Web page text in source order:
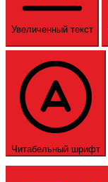
Увеличенный текст
Читабельный шрифт